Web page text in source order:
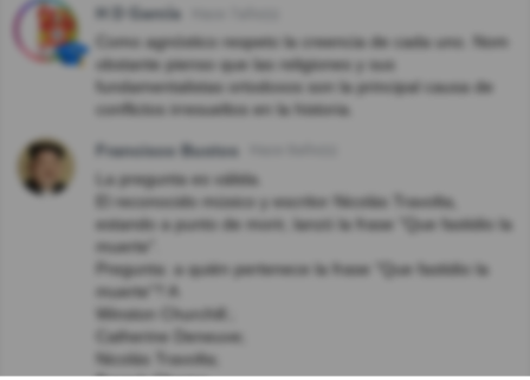
H D García
Como agnóstico respeto la creencia de cada uno. Nom
obstante pienso que las religiones y sus
fundamentalistas ortodoxos son la principal causa de
conflictos irresueltos en la historia.
Francisco Bustos
La pregunta es válida.
El reconocido músico y escritor Nicolás Travolta,
estando a punto de morir, lanzó la frase "Que fastidio la
muerte".
Pregunta: a quién pertenece la frase "Que fastidio la
muerte"? A
Winston Churchill.;
Catherine Deneuve;
Nicolás Travolta;